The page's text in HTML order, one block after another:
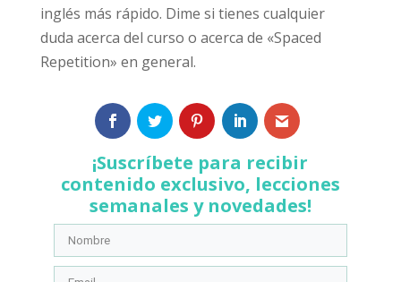
inglés más rápido. Dime si tienes cualquier
duda acerca del curso o acerca de «Spaced
Repetition» en general.
¡Suscríbete para recibir
contenido exclusivo, lecciones
semanales y novedades!